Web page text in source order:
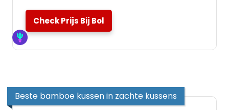
Check Prijs Bij Bol
Beste bamboe kussen in zachte kussens